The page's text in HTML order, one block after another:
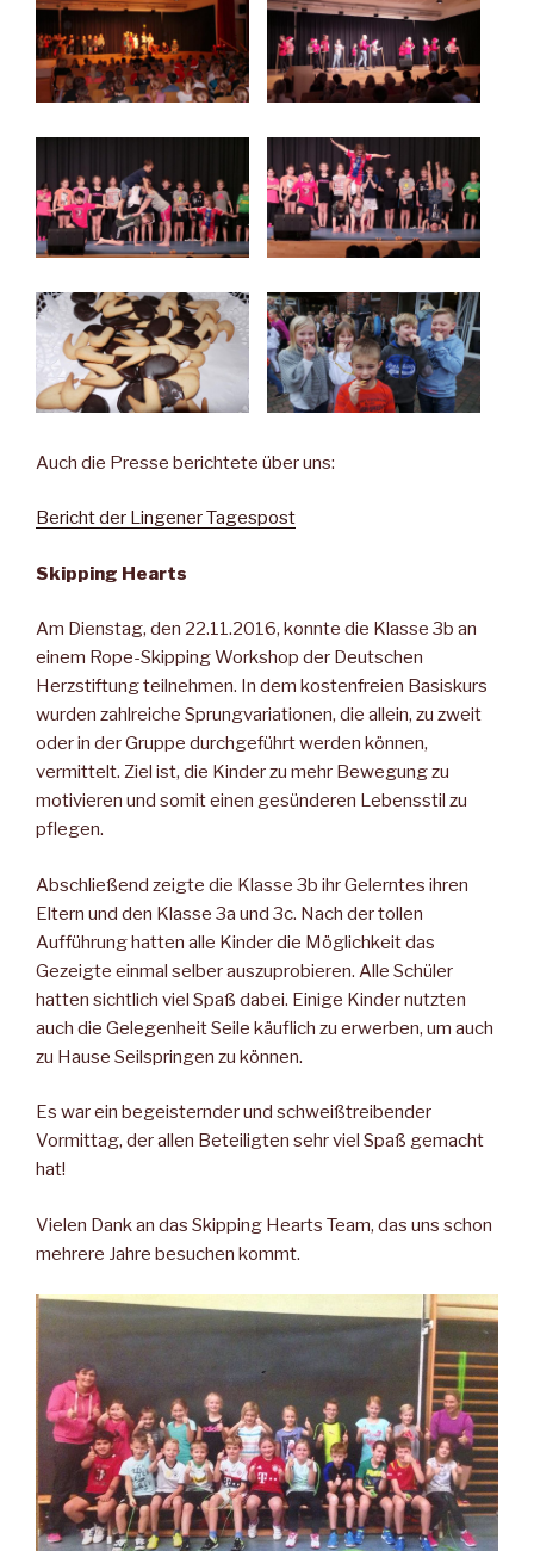
Auch die Presse berichtete über uns:
Bericht der Lingener Tagespost
Skipping Hearts
Am Dienstag, den 22.11.2016, konnte die Klasse 3b an
einem Rope-Skipping Workshop der Deutschen
Herzstiftung teilnehmen. In dem kostenfreien Basiskurs
wurden zahlreiche Sprungvariationen, die allein, zu zweit
oder in der Gruppe durchgeführt werden können,
vermittelt. Ziel ist, die Kinder zu mehr Bewegung zu
motivieren und somit einen gesünderen Lebensstil zu
pflegen.
Abschließend zeigte die Klasse 3b ihr Gelerntes ihren
Eltern und den Klasse 3a und 3c. Nach der tollen
Aufführung hatten alle Kinder die Möglichkeit das
Gezeigte einmal selber auszuprobieren. Alle Schüler
hatten sichtlich viel Spaß dabei. Einige Kinder nutzten
auch die Gelegenheit Seile käuflich zu erwerben, um auch
zu Hause Seilspringen zu können.
Es war ein begeisternder und schweißtreibender
Vormittag, der allen Beteiligten sehr viel Spaß gemacht
hat!
Vielen Dank an das Skipping Hearts Team, das uns schon
mehrere Jahre besuchen kommt.